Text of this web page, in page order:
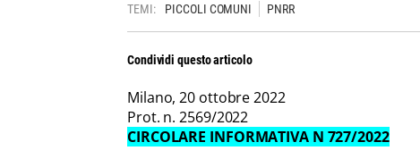
TEMI: PICCOLI COMUNI PNRR
Condividi questo articolo
Milano, 20 ottobre 2022
Prot. n. 2569/2022
CIRCOLARE INFORMATIVA N 727/2022